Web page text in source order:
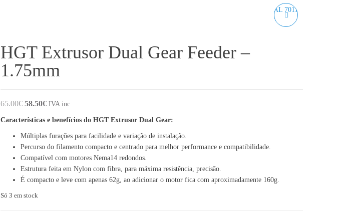
HGT Extrusor Dual Gear Feeder –
1.75mm
65.00€ O preço original era: 65.00€.
58.50€O preço atual é: 58.50€.
IVA inc.
Características e benefícios do HGT Extrusor Dual Gear:
Múltiplas furações para facilidade e variação de instalação.
Percurso do filamento compacto e centrado para melhor performance e compatibilidade.
Compatível com motores Nema14 redondos.
Estrutura feita em Nylon com fibra, para máxima resistência, precisão.
É compacto e leve com apenas 62g, ao adicionar o motor fica com aproximadamente 160g.
Só 3 em stock